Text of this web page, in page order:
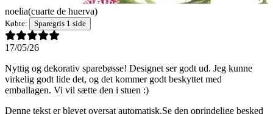
noelia(cuarte de huerva)
Købte: Sparegris 1 side
17/05/26
Nyttig og dekorativ sparebøsse! Designet ser godt ud. Jeg kunne
virkelig godt lide det, og det kommer godt beskyttet med
emballagen. Vi vil sætte den i stuen :)
Denne tekst er blevet oversat automatisk.Se den oprindelige besked